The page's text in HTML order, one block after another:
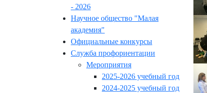
- 2026
Научное общество "Малая
академия"
Официальные конкурсы
Служба профориентации
Мероприятия
2025-2026 учебный год
2024-2025 учебный год